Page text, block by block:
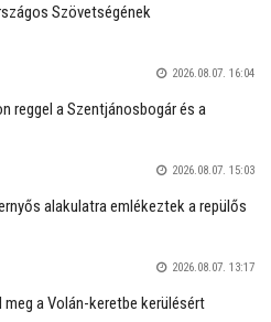
Szövetségének
2026.08.07. 16:04
reggel a Szentjánosbogár és a
2026.08.07. 15:03
alakulatra emlékeztek a repülős
2026.08.07. 13:17
a Volán-keretbe kerülésért